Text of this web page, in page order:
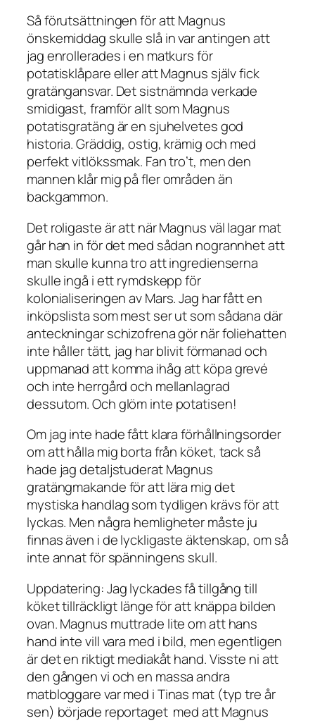
Så förutsättningen för att Magnus
önskemiddag skulle slå in var antingen att
jag enrollerades i en matkurs för
potatisklåpare eller att Magnus själv fick
gratängansvar. Det sistnämnda verkade
smidigast, framför allt som Magnus
potatisgratäng är en sjuhelvetes god
historia. Gräddig, ostig, krämig och med
perfekt vitlökssmak. Fan tro’t, men den
mannen klår mig på fler områden än
backgammon.
Det roligaste är att när Magnus väl lagar mat
går han in för det med sådan nogrannhet att
man skulle kunna tro att ingredienserna
skulle ingå i ett rymdskepp för
kolonialiseringen av Mars. Jag har fått en
inköpslista som mest ser ut som sådana där
anteckningar schizofrena gör när foliehatten
inte håller tätt, jag har blivit förmanad och
uppmanad att komma ihåg att köpa grevé
och inte herrgård och mellanlagrad
dessutom. Och glöm inte potatisen!
Om jag inte hade fått klara förhållningsorder
om att hålla mig borta från köket, tackså
hade jag detaljstuderat Magnus
gratängmakande för att lära mig det
mystiska handlag som tydligen krävs för att
lyckas. Men några hemligheter måste ju
finnas även i de lyckligaste äktenskap, om så
inte annat för spänningens skull.
Uppdatering: Jag lyckades få tillgång till
köket tillräckligt länge för att knäppa bilden
ovan. Magnus muttrade lite om att hans
hand inte vill vara med i bild, men egentligen
är det en riktigt mediakåt hand. Visste ni att
den gången vi och en massa andra
matbloggare var med i Tinas mat (typ tre år
sen) började reportaget med att Magnus